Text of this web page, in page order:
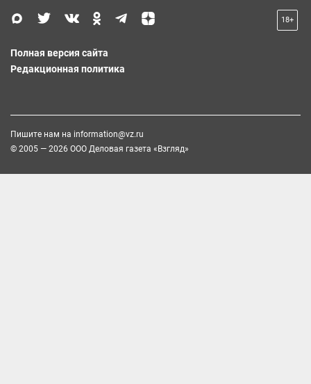
18+
Полная версия сайта
Редакционная политика
Пишите нам на information@vz.ru
© 2005 — 2026 ООО Деловая газета «Взгляд»